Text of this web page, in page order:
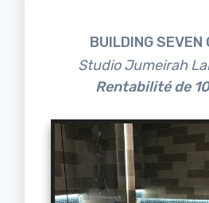
BUILDING SEVEN
Studio Jumeirah
Rentabilité de